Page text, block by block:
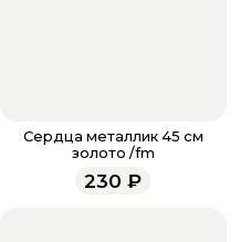
8 (927) 936-71-86
937 333-66-53. Наши
с 9.00 до 23.00 и
вас.
Сердца металлик 45 см
золото /fm
230 ₽